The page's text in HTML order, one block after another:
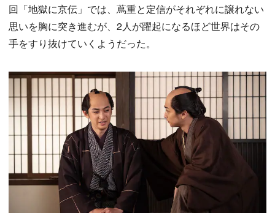
回「地獄に京伝」では、蔦重と定信がそれぞれに譲れない
思いを胸に突き進むが、2人が躍起になるほど世界はその
手をすり抜けていくようだった。